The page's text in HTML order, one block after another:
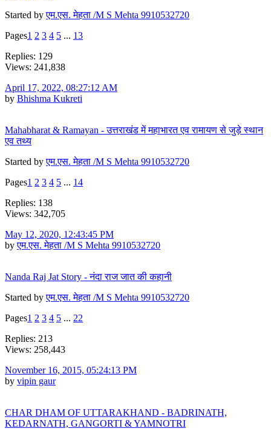
Started byएम.एस. मेहता /M S Mehta 9910532720
Pages1 2 3 4 5 ... 13
Replies: 129
Views: 241,838
April 17, 2022, 08:27:12 AM
by Bhishma Kukreti
Mahabharat & Ramayan - उत्तराखंड में महाभारत एव रामायण से जुड़े स्थान
एव तथ्य
Started byएम.एस. मेहता /M S Mehta 9910532720
Pages1 2 3 4 5 ... 14
Replies: 138
Views: 342,705
May 12, 2020, 12:43:45 PM
byएम.एस. मेहता /M S Mehta 9910532720
Nanda Raj Jat Story - नंदा राज जात की कहानी
Started byएम.एस. मेहता /M S Mehta 9910532720
Pages1 2 3 4 5 ... 22
Replies: 213
Views: 258,443
November 16, 2015, 05:24:13 PM
by vipin gaur
CHAR DHAM OF UTTARAKHAND - BADRINATH,
KEDARNATH, GANGORTI & YAMNOTRI